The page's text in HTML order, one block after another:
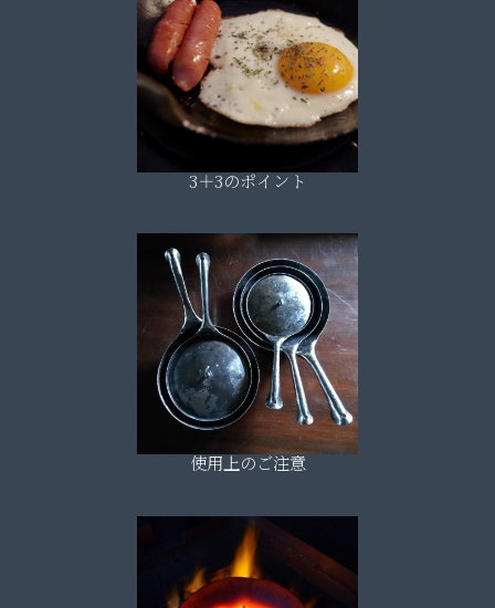
3＋3のポイント
使用上のご注意